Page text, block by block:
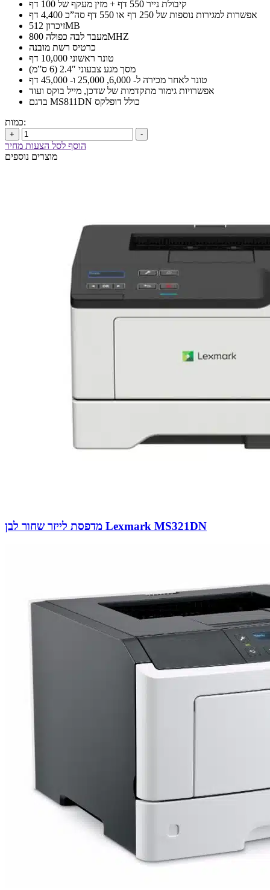
קיבולת נייר 550 דף + מזין מעקף של 100 דף
אפשרות למגירות נוספות של 250 דף או 550 דף סה”כ 4,400 דף
זיכרון 512MB
מעבד לבה כפולה 800MHZ
טונר ראשוני 10,000 דף
מסך מגע צבעוני 2.4″ (6 ס”מ)
טונר לאחר מכירה ל- 6,000, 25,000 ו- 45,000 דף
אפשרויות גימור מתקדמות של שדכן, מייל בוקס ועוד
בדגם MS811DN כולל דופלקס
כמות:
+ -
הוסף לסל הצעות מחיר
מוצרים נוספים
מדפסת לייזר שחור לבן Lexmark MS321DN